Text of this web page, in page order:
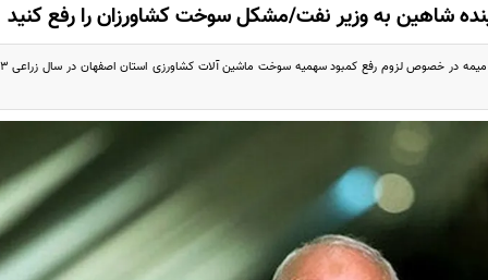
شاهین به وزیر نفت/مشکل سوخت کشاورزان را رفع کنید